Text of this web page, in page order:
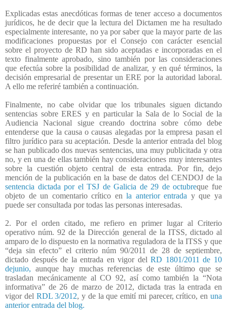
Explicadas estas anecdóticas formas de tener acceso a documentos
jurídicos, he de decir que la lectura del Dictamen me ha resultado
especialmente interesante, no ya por saber que la mayor parte de las
modificaciones propuestas por el Consejo con carácter esencial
sobre el proyecto de RD han sido aceptadas e incorporadas en el
texto finalmente aprobado, sino también por las consideraciones
que efectúa sobre la posibilidad de analizar, y en qué términos, la
decisión empresarial de presentar un ERE por la autoridad laboral.
A ello me referiré también a continuación.
Finalmente, no cabe olvidar que los tribunales siguen dictando
sentencias sobre ERES y en particular la Sala de lo Social de la
Audiencia Nacional sigue creando doctrina sobre cómo debe
entenderse que la causa o causas alegadas por la empresa pasan el
filtro jurídico para su aceptación. Desde la anterior entrada del blog
se han publicado dos nuevas sentencias, una muy publicitada y otra
no, y en una de ellas también hay consideraciones muy interesantes
sobre la cuestión objeto central de esta entrada. Por fin, dejo
mención de la publicación en la base de datos del CENDOJ de la
sentencia dictada por el TSJ de Galicia de 29 de octubreque fue
objeto de un comentario crítico enla anterior entrada y que ya
puede ser consultada por todas las personas interesadas.
2. Por el orden citado, me refiero en primer lugar al Criterio
operativo núm. 92 de la Dirección general de la ITSS, dictado al
amparo de lo dispuesto en la normativa reguladora de la ITSS y que
“deja sin efecto” el criterio núm 90/2011 de 28 de septiembre,
dictado después de la entrada en vigor delRD 1801/2011 de 10
dejunio, aunque hay muchas referencias de este último que se
trasladan mecánicamente al CO 92, así como también la “Nota
informativa” de 26 de marzo de 2012, dictada tras la entrada en
vigor del RDL 3/2012, y de la que emití mi parecer, crítico, enuna
anterior entrada del blog.